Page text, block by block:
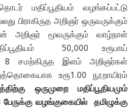
மதிப்பூதியம் வழங்கப்பட்டு
பிராகிருத அறிஞர் ஒருவருக்கும்
அறிஞர் மூவருக்கும் வாழ்நாள்
50,000 உரூபாய்
8 சமற்கிருத இளம் அறிஞர்கள்
உரூ1.00 நூறாயிரம்
ஒருமுறை மதிப்பூதியமும்
வழங்குகையில் தமிழுக்கு